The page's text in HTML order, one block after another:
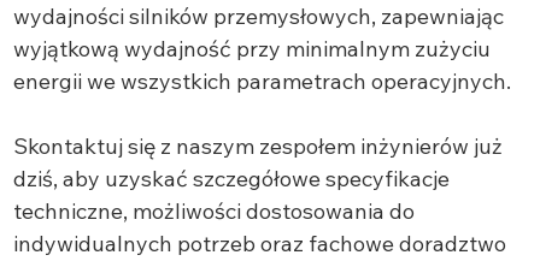
wydajności silników przemysłowych, zapewniając
wyjątkową wydajność przy minimalnym zużyciu
energii we wszystkich parametrach operacyjnych.
Skontaktuj się z naszym zespołem inżynierów już
dziś, aby uzyskać szczegółowe specyfikacje
techniczne, możliwości dostosowania do
indywidualnych potrzeb oraz fachowe doradztwo